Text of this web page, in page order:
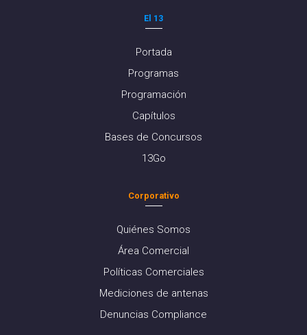
El 13
Portada
Programas
Programación
Capítulos
Bases de Concursos
13Go
Corporativo
Quiénes Somos
Área Comercial
Políticas Comerciales
Mediciones de antenas
Denuncias Compliance